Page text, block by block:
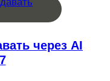
через AI